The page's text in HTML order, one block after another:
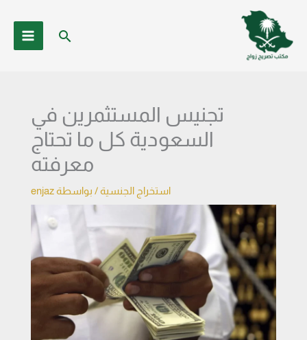
المحتوى
البحث
تجنيس المستثمرين في
السعودية كل ما تحتاج
معرفته
استخراج الجنسية/ بواسطةenjaz